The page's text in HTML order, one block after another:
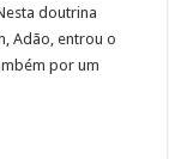
doutrina
Adão, entrou o
por um